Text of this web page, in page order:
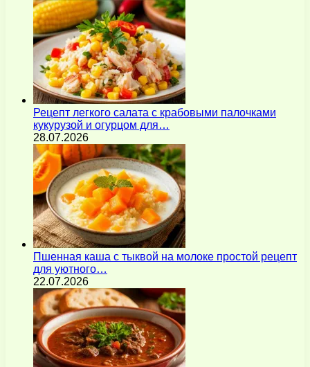
Рецепт легкого салата с крабовыми палочками
кукурузой и огурцом для…
28.07.2026
Пшенная каша с тыквой на молоке простой рецепт
для уютного…
22.07.2026